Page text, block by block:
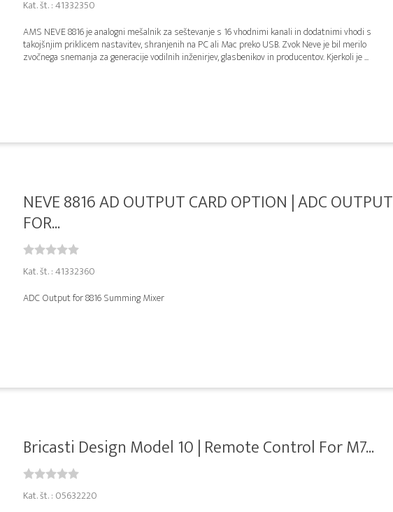
Kat. št. : 41332350
AMS NEVE 8816 je analogni mešalnik za seštevanje s 16 vhodnimi kanali in dodatnimi vhodi s
takojšnjim priklicem nastavitev, shranjenih na PC ali Mac preko USB. Zvok Neve je bil merilo
zvočnega snemanja za generacije vodilnih inženirjev, glasbenikov in producentov. Kjerkoli je ...
NEVE 8816 AD OUTPUT CARD OPTION | ADC OUTPUT
FOR...
Kat. št. : 41332360
ADC Output for 8816 Summing Mixer
Bricasti Design Model 10 | Remote Control For M7...
Kat. št. : 05632220